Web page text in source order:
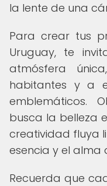
la lente de una
Para crear tus
Uruguay, te
atmósfera
habitantes y a
emblemáticos.
busca la belleza
creatividad fluya
esencia y el alma
Recuerda que